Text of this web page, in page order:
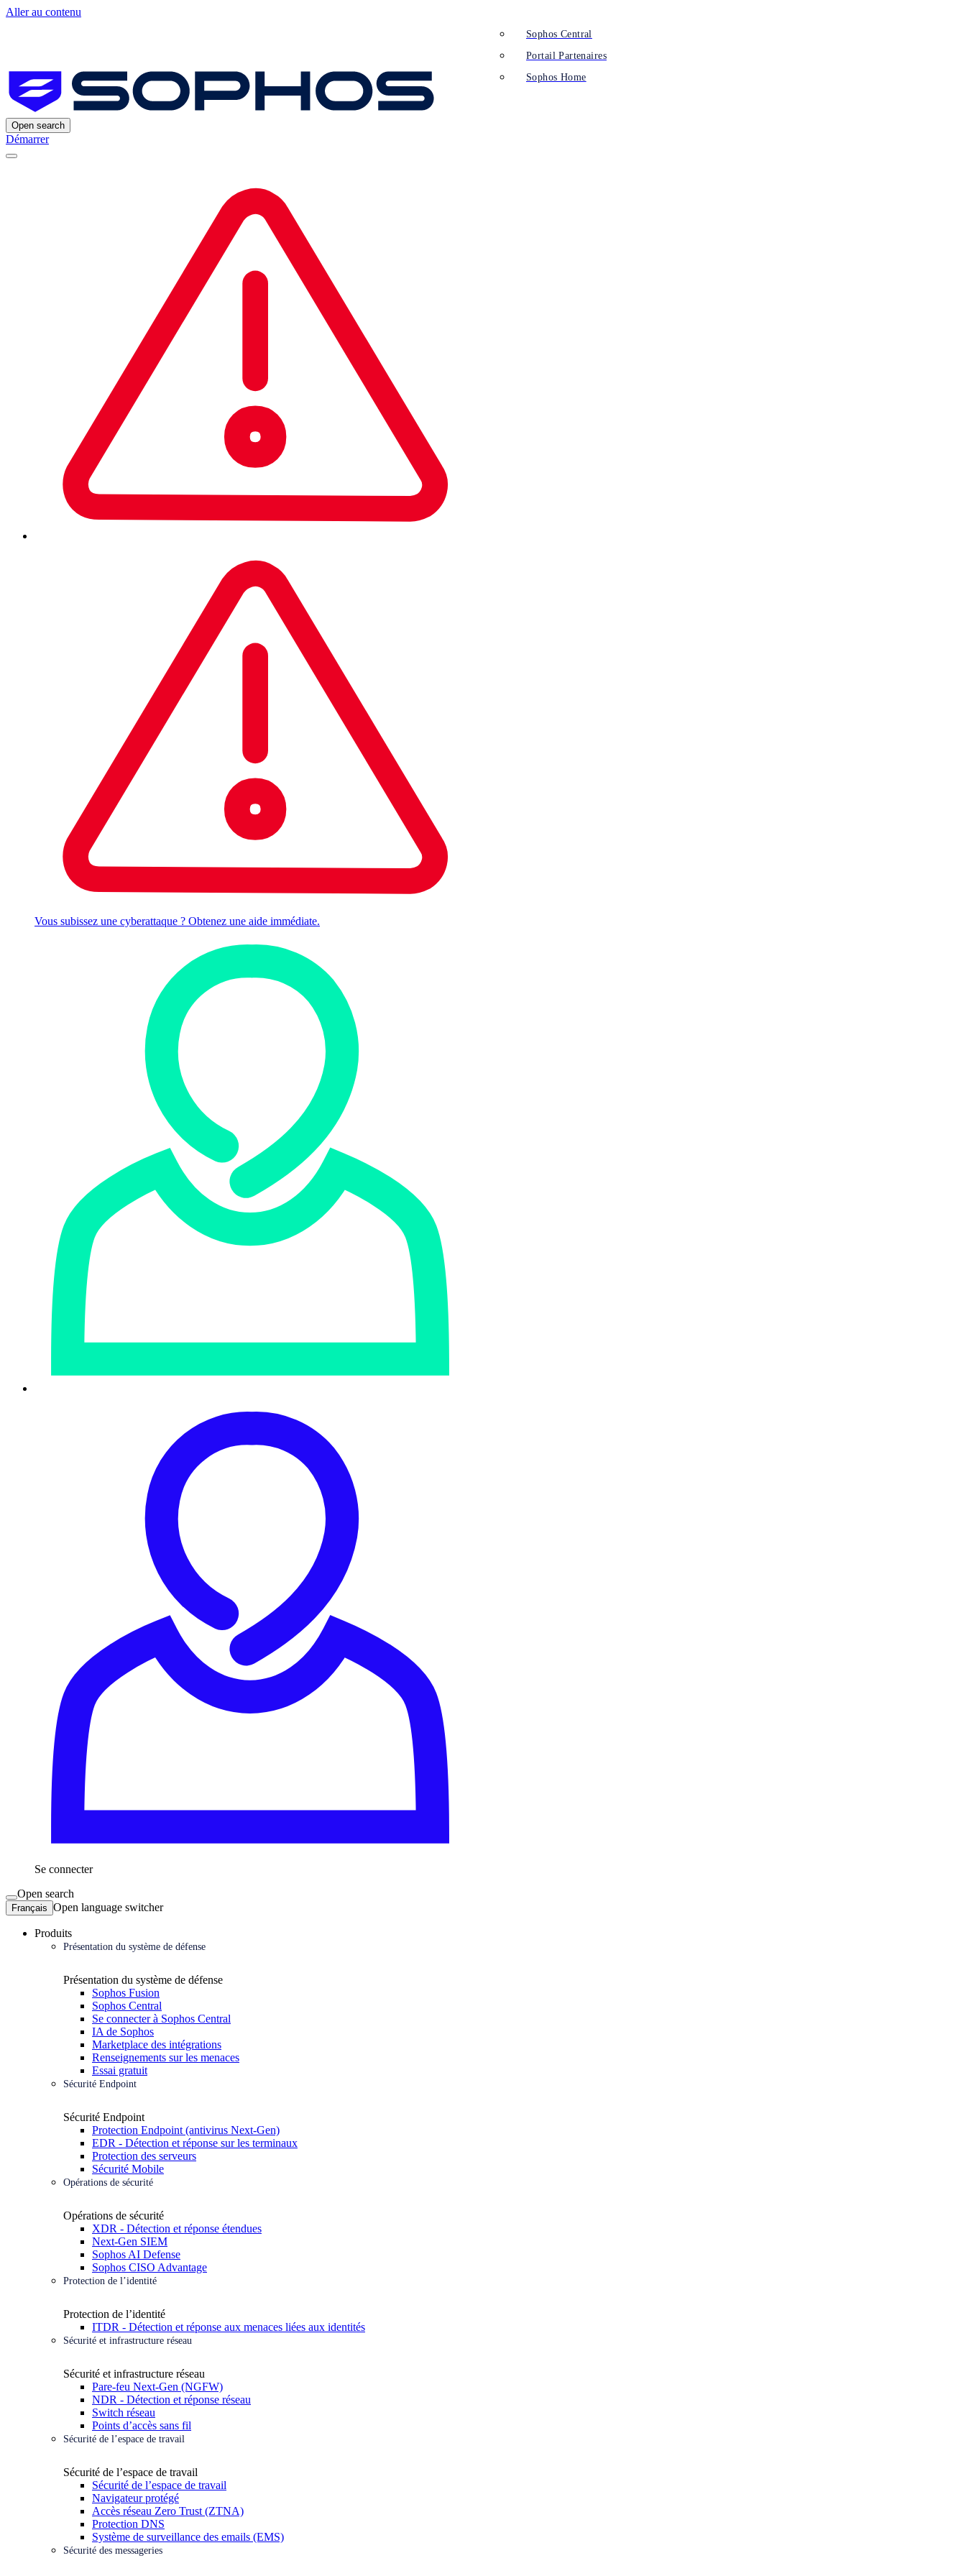
Aller au contenu
Open search
Démarrer
Vous subissez une cyberattaque ? Obtenez une aide immédiate.
Se connecter
Sophos Central
Portail Partenaires
Sophos Home
Open search
Français Open language switcher
Produits
Présentation du système de défense
Présentation du système de défense
Sophos Fusion
Sophos Central
Se connecter à Sophos Central
IA de Sophos
Marketplace des intégrations
Renseignements sur les menaces
Essai gratuit
Sécurité Endpoint
Sécurité Endpoint
Protection Endpoint (antivirus Next-Gen)
EDR - Détection et réponse sur les terminaux
Protection des serveurs
Sécurité Mobile
Opérations de sécurité
Opérations de sécurité
XDR - Détection et réponse étendues
Next-Gen SIEM
Sophos AI Defense
Sophos CISO Advantage
Protection de l’identité
Protection de l’identité
ITDR - Détection et réponse aux menaces liées aux identités
Sécurité et infrastructure réseau
Sécurité et infrastructure réseau
Pare-feu Next-Gen (NGFW)
NDR - Détection et réponse réseau
Switch réseau
Points d’accès sans fil
Sécurité de l’espace de travail
Sécurité de l’espace de travail
Sécurité de l’espace de travail
Navigateur protégé
Accès réseau Zero Trust (ZTNA)
Protection DNS
Système de surveillance des emails (EMS)
Sécurité des messageries